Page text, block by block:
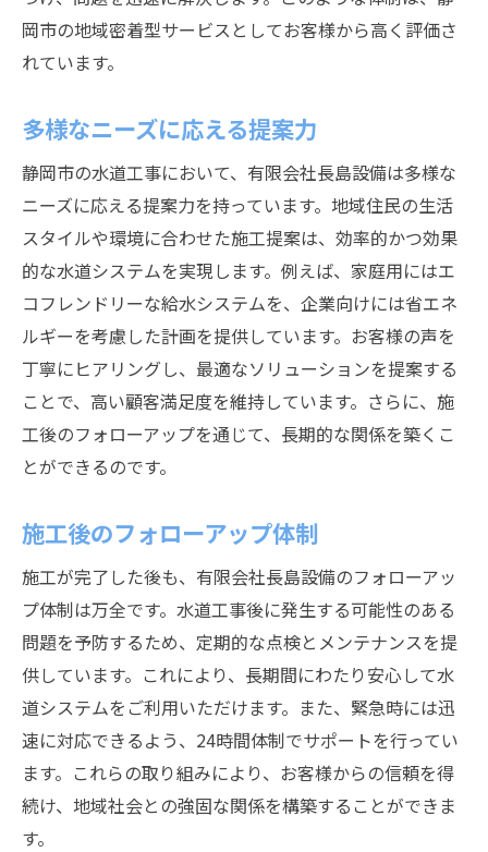
岡市の地域密着型サービスとしてお客様から高く評価さ
れています。
多様なニーズに応える提案力
静岡市の水道工事において、有限会社長島設備は多様な
ニーズに応える提案力を持っています。地域住民の生活
スタイルや環境に合わせた施工提案は、効率的かつ効果
的な水道システムを実現します。例えば、家庭用にはエ
コフレンドリーな給水システムを、企業向けには省エネ
ルギーを考慮した計画を提供しています。お客様の声を
丁寧にヒアリングし、最適なソリューションを提案する
ことで、高い顧客満足度を維持しています。さらに、施
工後のフォローアップを通じて、長期的な関係を築くこ
とができるのです。
施工後のフォローアップ体制
施工が完了した後も、有限会社長島設備のフォローアッ
プ体制は万全です。水道工事後に発生する可能性のある
問題を予防するため、定期的な点検とメンテナンスを提
供しています。これにより、長期間にわたり安心して水
道システムをご利用いただけます。また、緊急時には迅
速に対応できるよう、24時間体制でサポートを行ってい
ます。これらの取り組みにより、お客様からの信頼を得
続け、地域社会との強固な関係を構築することができま
す。